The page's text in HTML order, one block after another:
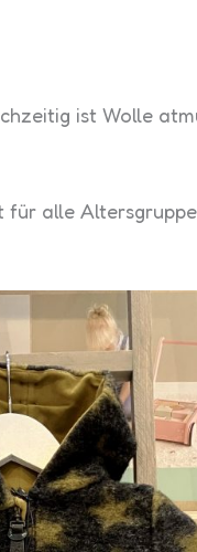
ist Wolle
für alle